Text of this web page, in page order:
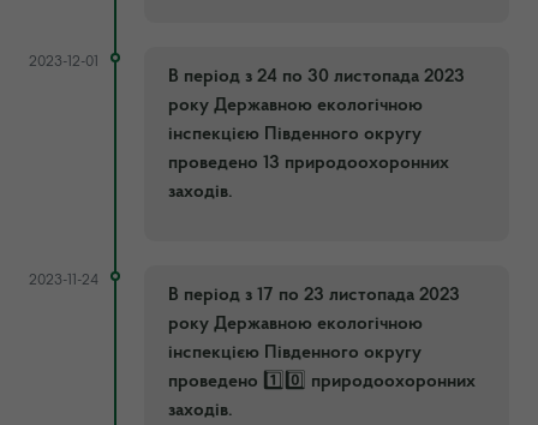
2023-12-01
В період з 24 по 30 листопада 2023
року Державною екологічною
інспекцією Південного округу
проведено 13 природоохоронних
заходів.
2023-11-24
В період з 17 по 23 листопада 2023
року Державною екологічною
інспекцією Південного округу
проведено 1️⃣0️⃣ природоохоронних
заходів.